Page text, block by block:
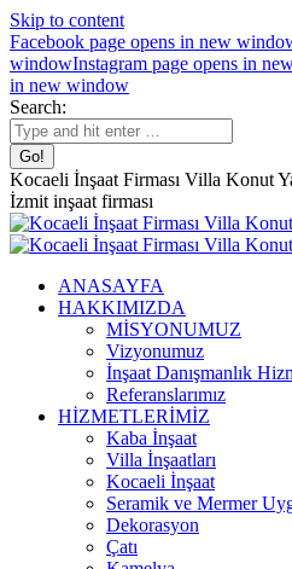
Skip to content
Facebook page opens in new
windowInstagram page opens in
in new window
Search:
Kocaeli İnşaat Firması Villa Konut
İzmit inşaat firması
ANASAYFA
HAKKIMIZDA
MİSYONUMUZ
Vizyonumuz
İnşaat Danışmanlık
Referanslarımız
HİZMETLERİMİZ
Kaba İnşaat
Villa İnşaatları
Kocaeli İnşaat
Seramik ve Mermer
Dekorasyon
Çatı